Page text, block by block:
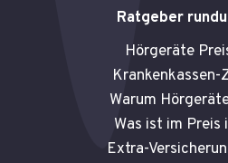
Ratgeber
Hörgeräte
Krankenkassen-
Warum
Was ist im Preis
Extra-